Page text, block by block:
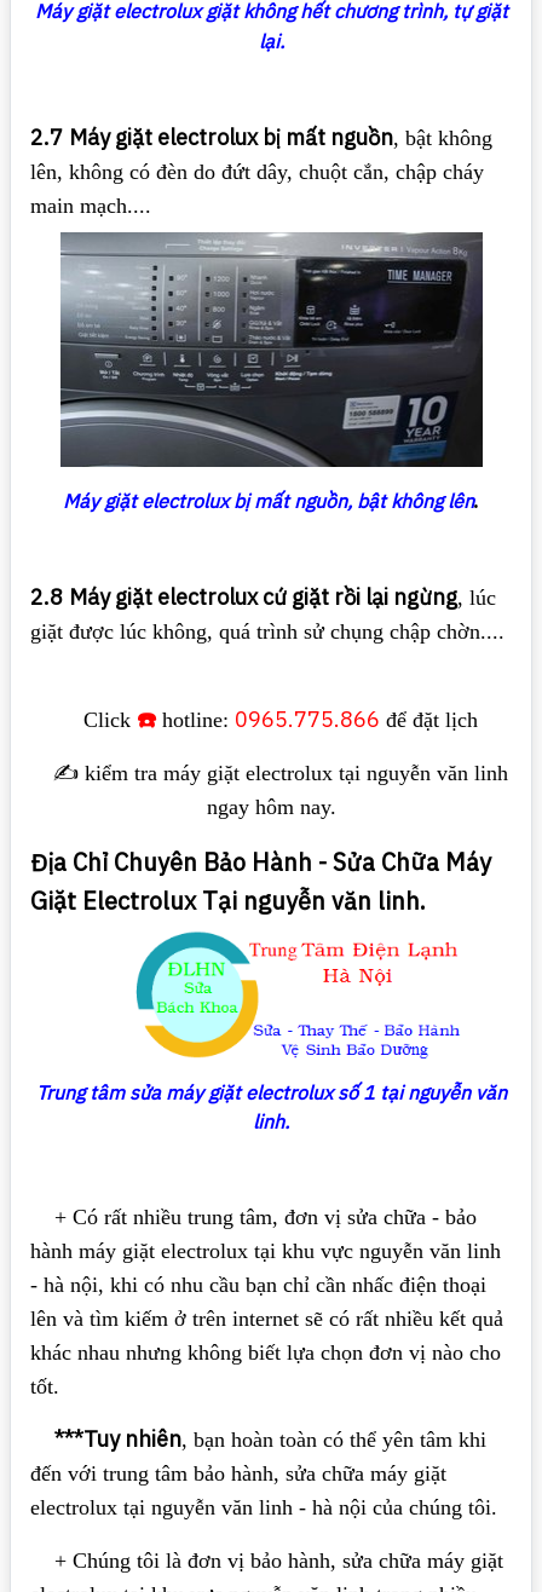
Máy giặt electrolux giặt không hết chương trình, tự giặt
lại.
2.7 Máy giặt electrolux bị mất nguồn, bật không
lên, không có đèn do đứt dây, chuột cắn, chập cháy
main mạch....
Máy giặt electrolux bị mất nguồn, bật không lên.
2.8 Máy giặt electrolux cứ giặt rồi lại ngừng, lúc
giặt được lúc không, quá trình sử chụng chập chờn....
Click ☎️hotline: 0965.775.866 để đặt lịch
✍️ kiểm tra máy giặt electrolux tại nguyễn văn linh
ngay hôm nay.
Địa Chỉ Chuyên Bảo Hành - Sửa Chữa Máy
Giặt Electrolux Tại nguyễn văn linh.
Trung tâm sửa máy giặtelectrolux số 1 tại nguyễn văn
linh.
+ Có rất nhiều trung tâm, đơn vị sửa chữa - bảo
hành máy giặt electrolux tại khu vực nguyễn văn linh
- hà nội, khi có nhu cầu bạn chỉ cần nhấc điện thoại
lên và tìm kiếm ở trên internet sẽ có rất nhiều kết quả
khác nhau nhưng không biết lựa chọn đơn vị nào cho
tốt.
***Tuy nhiên, bạn hoàn toàn có thể yên tâm khi
đến với trung tâm bảo hành, sửa chữa máy giặt
electrolux tại nguyễn văn linh - hà nội của chúng tôi.
+ Chúng tôi là đơn vị bảo hành, sửa chữa máy giặt